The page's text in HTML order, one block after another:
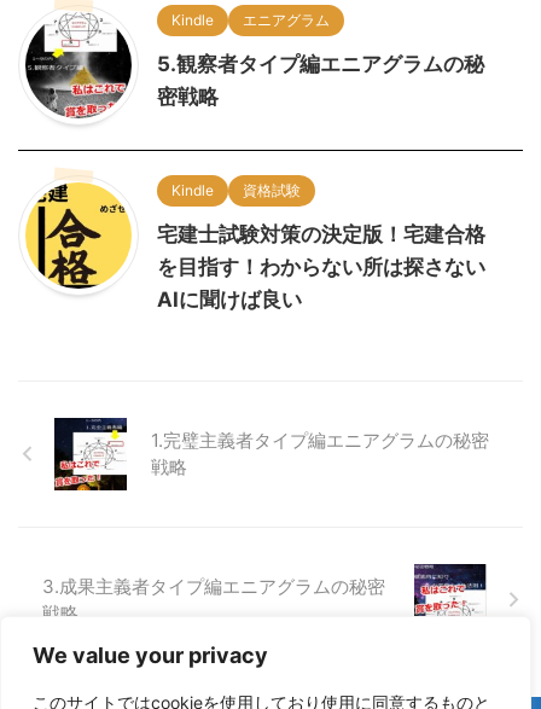
We value your privacy
このサイトではcookieを使用しており使用に同意するものと
Kindle エニアグラム
5.観察者タイプ編エニアグラムの秘
密戦略
Kindle 資格試験
宅建士試験対策の決定版！宅建合格
を目指す！わからない所は探さない
AIに聞けば良い
1.完璧主義者タイプ編エニアグラムの秘密
戦略
3.成果主義者タイプ編エニアグラムの秘密
戦略